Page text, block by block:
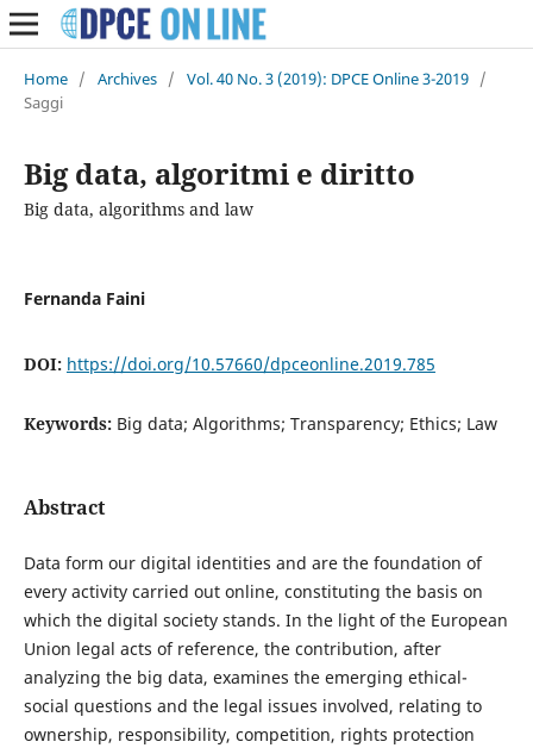
Home / Archives / Vol. 40 No. 3 (2019): DPCE Online 3-2019 /
Saggi
Big data, algoritmi e diritto
Big data, algorithms and law
Fernanda Faini
DOI: https://doi.org/10.57660/dpceonline.2019.785
Keywords: Big data; Algorithms; Transparency; Ethics; Law
Abstract
Data form our digital identities and are the foundation of
every activity carried out online, constituting the basis on
which the digital society stands. In the light of the European
Union legal acts of reference, the contribution, after
analyzing the big data, examines the emerging ethical-
social questions and the legal issues involved, relating to
ownership, responsibility, competition, rights protection